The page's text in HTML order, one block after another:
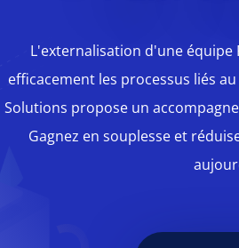
L'externalisation d'une
efficacement les processus liés
Solutions propose un
Gagnez en souplesse et